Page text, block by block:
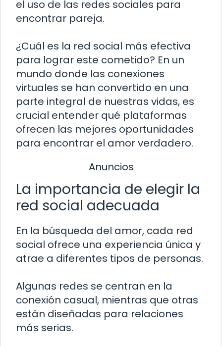
el uso de las redes sociales para
encontrar pareja.
¿Cuál es la red social más efectiva
para lograr este cometido? En un
mundo donde las conexiones
virtuales se han convertido en una
parte integral de nuestras vidas, es
crucial entender qué plataformas
ofrecen las mejores oportunidades
para encontrar el amor verdadero.
Anuncios
La importancia de elegir la
red social adecuada
En la búsqueda del amor, cada red
social ofrece una experiencia única y
atrae a diferentes tipos de personas.
Algunas redes se centran en la
conexión casual, mientras que otras
están diseñadas para relaciones
más serias.